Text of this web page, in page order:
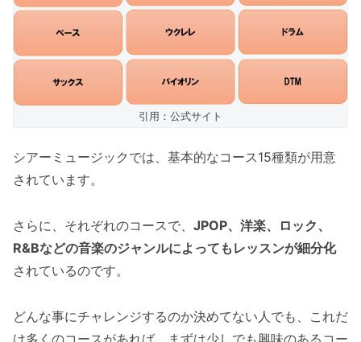
引用：公式サイト
シアーミュージックでは、基本的なコース15種類が用意
されています。
さらに、それぞれのコースで、 JPOP、洋楽、ロック、
R&Bなどの音楽のジャンルによってもレッスンが細分化
されているのです。
どんな事にチャレンジするのか決めてない人でも、これだ
け多くのコースがあれば、まずは少しでも興味のあるコー